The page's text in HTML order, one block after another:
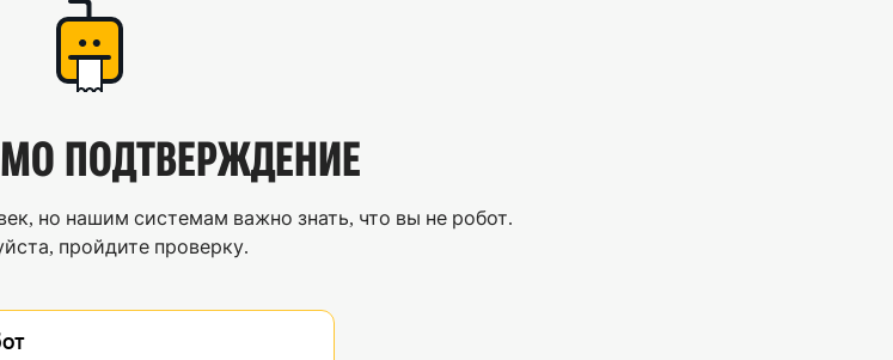
ПОДТВЕРЖДЕНИЕ
но нашим системам важно знать, что вы не робот.
пройдите проверку.